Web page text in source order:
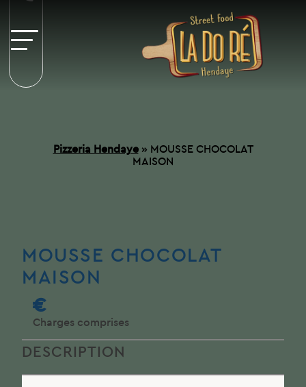
Pizzeria Hendaye» MOUSSE CHOCOLAT
MAISON
MOUSSE CHOCOLAT
MAISON
€
Charges comprises
DESCRIPTION